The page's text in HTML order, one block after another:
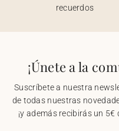
recuerdos
¡Únete a la
Suscríbete a nuestra
de todas nuestras
¡y además recibirás un